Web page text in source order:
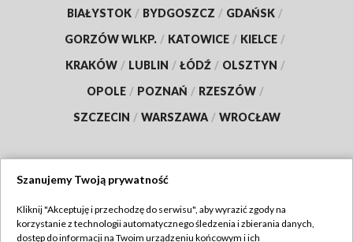
BIAŁYSTOK / BYDGOSZCZ / GDAŃSK /
GORZÓW WLKP. / KATOWICE / KIELCE /
KRAKÓW / LUBLIN / ŁÓDŹ / OLSZTYN /
OPOLE / POZNAŃ / RZESZÓW /
SZCZECIN / WARSZAWA / WROCŁAW
TVP
Szanujemy Twoją prywatność
Kliknij "Akceptuję i przechodzę do serwisu", aby wyrazić zgody na
korzystanie z technologii automatycznego śledzenia i zbierania danych,
dostęp do informacji na Twoim urządzeniu końcowym i ich